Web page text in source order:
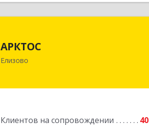
АРКТОС
Елизово
Клиентов на сопровождении
40
р-н, Вулканный рп, Центральная ул,